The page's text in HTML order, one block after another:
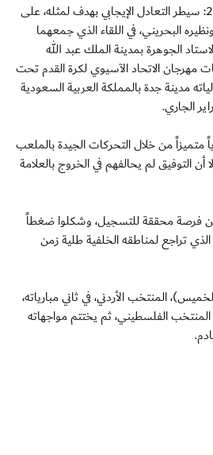
جدة/ الأربعاء 24 فبراير 2016: سيطر التعادل الإيجابي بهدف لمثله، على
منتخبنا مواليد 2002، ونظيره البحريني، في اللقاء الذي جمعهما
الجوهرة بمدينة الملك عبد الله
مهرجان الاتحاد الآسيوي لكرة القدم تحت
مدينة جدة بالمملكة العربية السعودية
متميزاً من خلال التحركات الجيدة بالملعب
التوفيق لم يحالفهم في الخروج بالعلامة
من فرصة محققة للتسجيل، وشكلوا ضغطاً
تراجع لمناطقه الخلفية طلية زمن
المنتخب الأردني، في ثاني مبارياته،
الفلسطيني، ثم يختتم مواجهاته